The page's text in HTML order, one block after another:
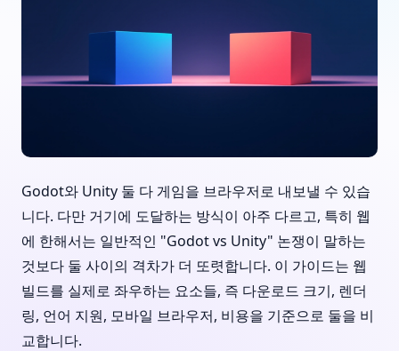
Godot와 Unity 둘 다 게임을 브라우저로 내보낼 수 있습
니다. 다만 거기에 도달하는 방식이 아주 다르고, 특히 웹
에 한해서는 일반적인 "Godot vs Unity" 논쟁이 말하는
것보다 둘 사이의 격차가 더 또렷합니다. 이 가이드는 웹
빌드를 실제로 좌우하는 요소들, 즉 다운로드 크기, 렌더
링, 언어 지원, 모바일 브라우저, 비용을 기준으로 둘을 비
교합니다.